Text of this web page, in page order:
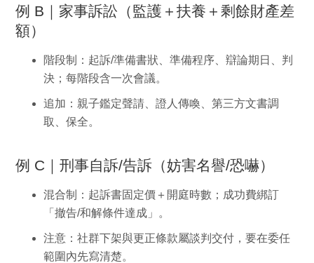
例 B｜家事訴訟（監護＋扶養＋剩餘財產差
額）
階段制：起訴/準備書狀、準備程序、辯論期日、判
決；每階段含一次會議。
追加：親子鑑定聲請、證人傳喚、第三方文書調
取、保全。
例 C｜刑事自訴/告訴（妨害名譽/恐嚇）
混合制：起訴書固定價＋開庭時數；成功費綁訂
「撤告/和解條件達成」。
注意：社群下架與更正條款屬談判交付，要在委任
範圍內先寫清楚。